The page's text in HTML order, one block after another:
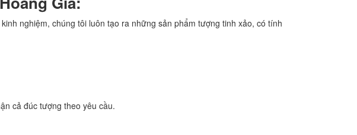
nghiệm, chúng tôi luôn tạo ra những sản phẩm tượng tinh xảo, có tính
cả đúc tượng theo yêu cầu.